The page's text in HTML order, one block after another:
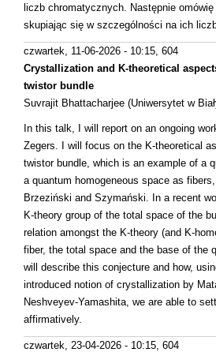
liczb chromatycznych. Następnie omówię
skupiając się w szczególności na ich
czwartek, 11-06-2026 - 10:15 , 604
Crystallization and K-theoretical
twistor bundle
Suvrajit Bhattacharjee (Uniwersytet w
In this talk, I will report on an ongoing
Zegers. I will focus on the K-theoretical
twistor bundle, which is an example of a
a quantum homogeneous space as
Brzeziński and Szymański. In a recent
K-theory group of the total space of the
relation amongst the K-theory (and K-
fiber, the total space and the base of the
will describe this conjecture and how,
introduced notion of crystallization by
Neshveyev-Yamashita, we are able to
affirmatively.
czwartek, 23-04-2026 - 10:15 , 604